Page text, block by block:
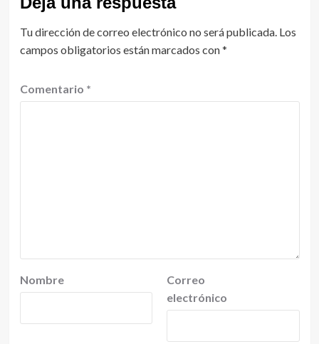
Tu dirección de correo electrónico no será publicada. Los
campos obligatorios están marcados con*
Comentario *
Nombre
Correo
electrónico